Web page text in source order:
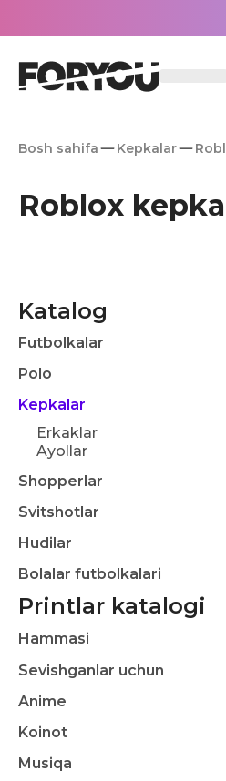
Bosh sahifa Kepkalar
Roblox
Katalog
Futbolkalar
Polo
Kepkalar
Erkaklar
Ayollar
Shopperlar
Svitshotlar
Hudilar
Bolalar futbolkalari
Printlar katalogi
Hammasi
Sevishganlar uchun
Anime
Koinot
Musiqa